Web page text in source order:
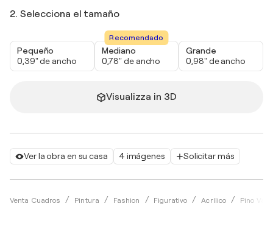
Ver la obra en su casa 4 imágenes Solicitar más
Venta Cuadros Pintura Fashion Figurativo Acrílico Pino
2. Selecciona el tamaño
Pequeño
0,39" de ancho
Recomendado
Mediano
0,78" de ancho
Grande
0,98" de ancho
Visualizza in 3D